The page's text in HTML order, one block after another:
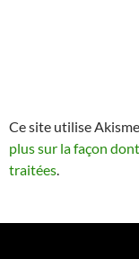
Ce site utilise
plus sur la façon
traitées.